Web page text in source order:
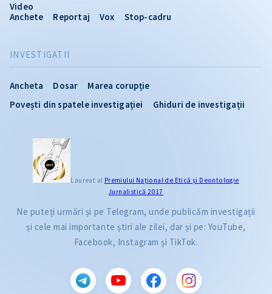
INVESTIGATII
Ancheta Dosar
Marea corupție
Povești din spatele investigației
Ghiduri de investigații
Video
Anchete
Reportaj Vox Stop-cadru
Laureat al Premiului Naţional de Etică și Deontologie
Jurnalistică 2017
Ne puteți urmări și pe Telegram, unde publicăm investigații
și cele mai importante știri ale zilei, dar și pe: YouTube,
Facebook, Instagram și TikTok.
CITEȘTE